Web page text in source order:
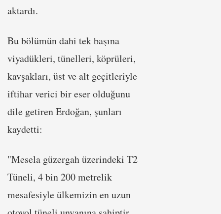
aktardı.
Bu bölümün dahi tek başına
viyadükleri, tünelleri, köprüleri,
kavşakları, üst ve alt geçitleriyle
iftihar verici bir eser olduğunu
dile getiren Erdoğan, şunları
kaydetti:
"Mesela güzergah üzerindeki T2
Tüneli, 4 bin 200 metrelik
mesafesiyle ülkemizin en uzun